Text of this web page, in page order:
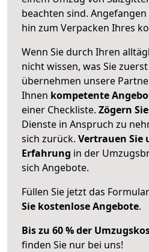
beachten sind.
hin zum Verpacken Ihres
Wenn Sie durch Ihren
nicht wissen, was Sie
übernehmen unsere
Ihnen kompetente
einer Checkliste. Zögern
Dienste in Anspruch zu
sich zurück. Vertrauen Sie
Erfahrung in der
sich Angebote.
Füllen Sie jetzt das
Sie kostenlose Angebote.
Bis zu 60 % der
finden Sie nur bei uns!